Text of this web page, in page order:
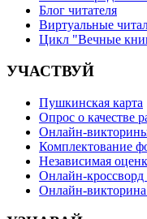
Блог читателя
Виртуальные
Цикл "Вечные
УЧАСТВУЙ
Пушкинская карта
Опрос о качестве
Онлайн-
Комплектование
Независимая
Онлайн-
Онлайн-